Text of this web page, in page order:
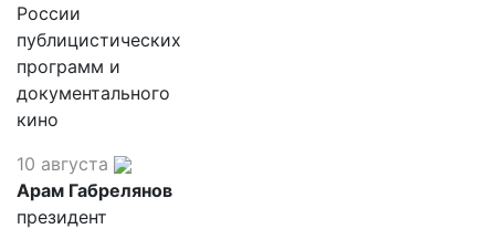
России
публицистических
программ и
документального
кино
10 августа
Арам Габрелянов
президент